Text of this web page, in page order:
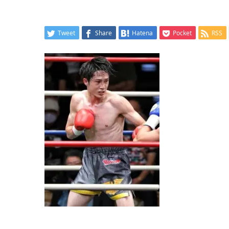
Tweet Share Hatena Pocket RSS